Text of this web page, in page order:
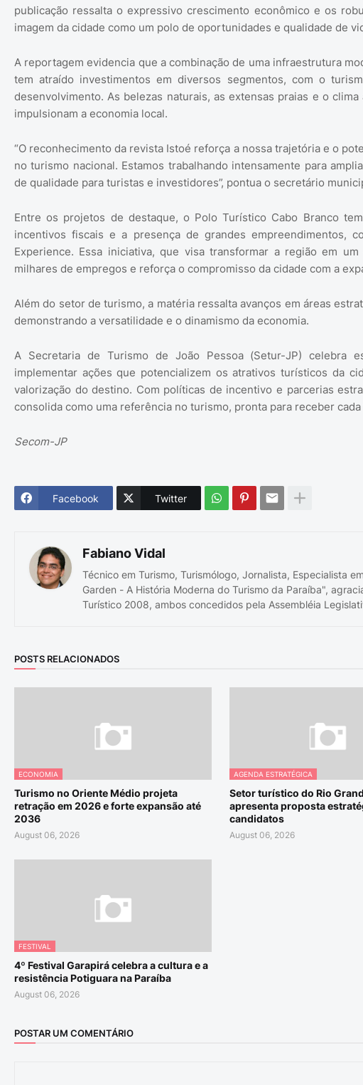
publicação ressalta o expressivo crescimento econômico e os
imagem da cidade como um polo de oportunidades e qualidade de
A reportagem evidencia que a combinação de uma infraestrutura
tem atraído investimentos em diversos segmentos, com o
desenvolvimento. As belezas naturais, as extensas praias e o
impulsionam a economia local.
“O reconhecimento da revista Istoé reforça a nossa trajetória e o
no turismo nacional. Estamos trabalhando intensamente para
de qualidade para turistas e investidores”, pontua o secretário
Entre os projetos de destaque, o Polo Turístico Cabo Branco
incentivos fiscais e a presença de grandes empreendimentos,
Experience. Essa iniciativa, que visa transformar a região em
milhares de empregos e reforça o compromisso da cidade com a
Além do setor de turismo, a matéria ressalta avanços em áreas
demonstrando a versatilidade e o dinamismo da economia.
A Secretaria de Turismo de João Pessoa (Setur-JP) celebra
implementar ações que potencializem os atrativos turísticos da
valorização do destino. Com políticas de incentivo e parcerias
consolida como uma referência no turismo, pronta para receber
Secom-JP
Facebook Twitter
Fabiano Vidal
Técnico em Turismo, Turismólogo, Jornalista, Especialista
Garden - A História Moderna do Turismo da Paraíba",
Turístico 2008, ambos concedidos pela Assembléia
POSTS RELACIONADOS
ECONOMIA
Turismo no Oriente Médio projeta
retração em 2026 e forte expansão até
2036
August 06, 2026
AGENDA ESTRATÉGICA
Setor turístico do Rio
apresenta proposta
candidatos
August 06, 2026
FESTIVAL
4º Festival Garapirá celebra a cultura e a
resistência Potiguara na Paraíba
August 06, 2026
POSTAR UM COMENTÁRIO